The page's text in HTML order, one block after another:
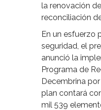
la renovación
reconciliación
En un esfuerzo
seguridad, el
anunció la
Programa de
Decembrina
plan contará
mil 539